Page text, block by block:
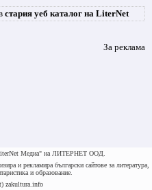
стария уеб каталог на LiterNet
За реклама
Медиа" на ЛИТЕРНЕТ ООД.
и рекламира български сайтове за литература,
и образование.
zakultura.info